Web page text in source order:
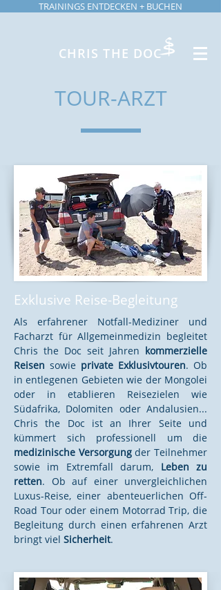
TRAININGS ENTDECKEN + BUCHEN
CHRIS THE DOC
TOUR-ARZT
Exklusive Reise-Begleitung
Als erfahrener Notfall-Mediziner und
Facharzt für Allgemeinmedizin begleitet
Chris the Doc seit Jahren kommerzielle
Reisen sowie private Exklusivtouren. Ob
in entlegenen Gebieten wie der Mongolei
oder in etablieren Reisezielen wie
Südafrika, Dolomiten oder Andalusien...
Chris the Doc ist an Ihrer Seite und
kümmert sich professionell um die
medizinische Versorgungder Teilnehmer
sowie im Extremfall darum, Leben zu
retten. Ob auf einer unvergleichlichen
Luxus-Reise, einer abenteuerlichen Off-
Road Tour oder einem Motorrad Trip, die
Begleitung durch einen erfahrenen Arzt
bringt viel Sicherheit.